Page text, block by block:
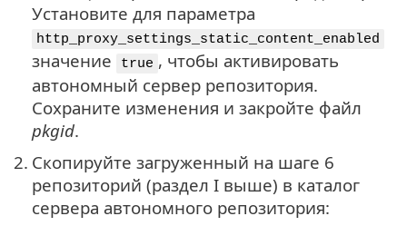
Установите для параметра
http_proxy_settings_static_content_enabled
значение true , чтобы активировать
автономный сервер репозитория.
Сохраните изменения и закройте файл
pkgid.
2. Скопируйте загруженный на шаге 6
репозиторий (раздел I выше) в каталог
сервера автономного репозитория: